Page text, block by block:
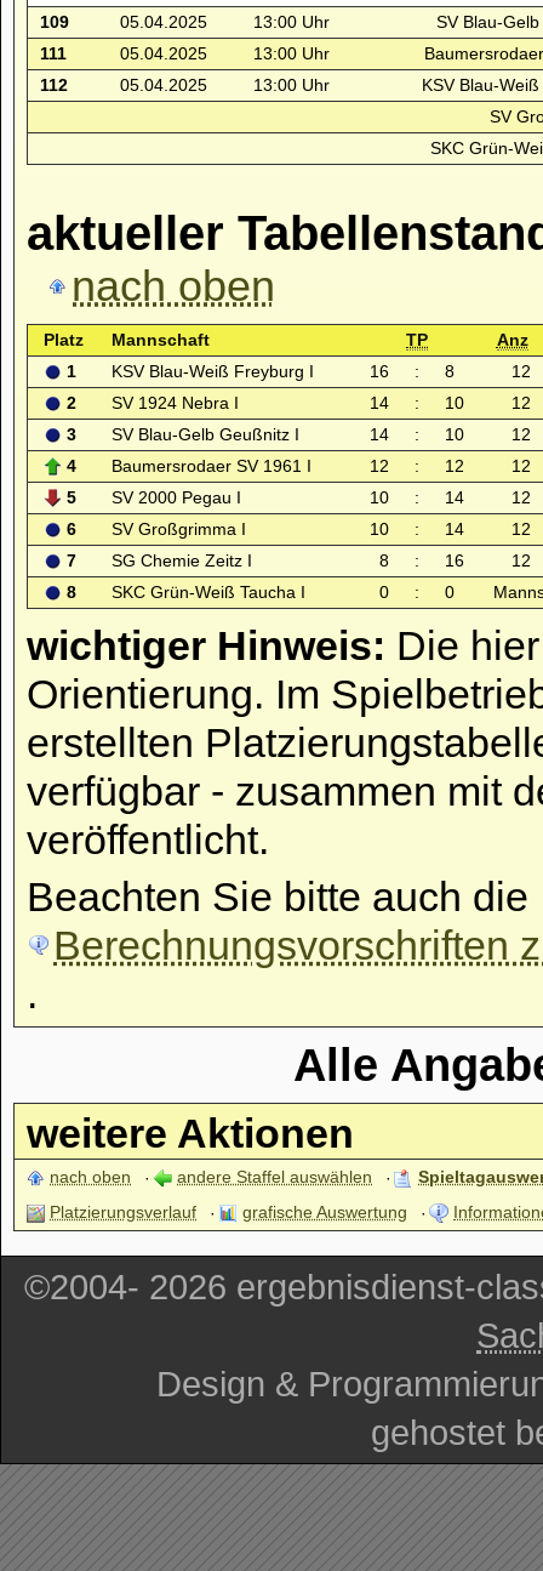
109
05.04.2025 13:00 Uhr
SV Blau-
111
05.04.2025 13:00 Uhr
112
05.04.2025 13:00 Uhr
KSV Blau-
SV
SKC Grün-
aktueller
nach oben
Platz Mannschaft TP
Anz
1
KSV Blau-Weiß Freyburg I 16 : 8
12
2
SV 1924 Nebra I 14 : 10
12
3
SV Blau-Gelb Geußnitz I 14 : 10
12
4
Baumersrodaer SV 1961 I 12 : 12
12
5
SV 2000 Pegau I 10 : 14
12
6
SV Großgrimma I 10 : 14
12
7
SG Chemie Zeitz I 8 : 16
12
8
SKC Grün-Weiß Taucha I 0 : 0
wichtiger Hinweis: Die
Orientierung. Im
erstellten
verfügbar - zusammen mit
veröffentlicht.
Beachten Sie bitte auch die
Berechnungsvorschriften
.
Alle
weitere Aktionen
nach oben andere Staffel auswählen
Platzierungsverlauf
grafische Auswertung
©2004- 2026 ergebnisdienst-
Design &
gehostet